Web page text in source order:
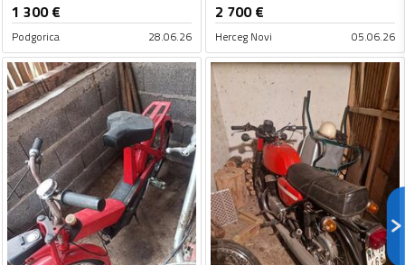
1 300€
Podgorica 28.06.26
2 700€
Herceg Novi 05.06.26